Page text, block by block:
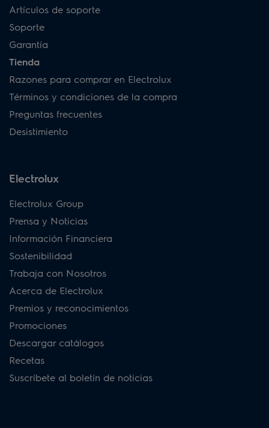
Artículos de soporte
Soporte
Garantía
Tienda
Razones para comprar en Electrolux
Términos y condiciones de la compra
Preguntas frecuentes
Desistimiento
Electrolux
Electrolux Group
Prensa y Noticias
Información Financiera
Sostenibilidad
Trabaja con Nosotros
Acerca de Electrolux
Premios y reconocimientos
Promociones
Descargar catálogos
Recetas
Suscríbete al boletín de noticias